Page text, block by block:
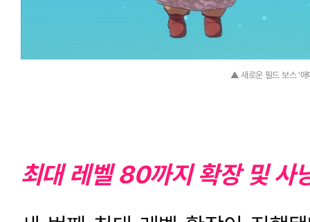
▲ 새로운 필드 보스 '애
최대 레벨 80까지 확장 및 사